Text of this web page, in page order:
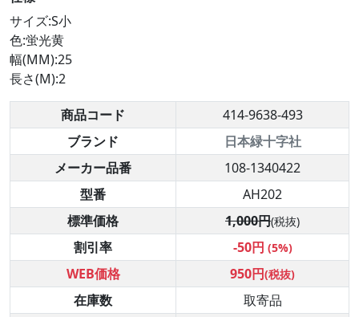
サイズ:S小
色:蛍光黄
幅(MM):25
長さ(M):2
商品コード
414-9638-493
ブランド
日本緑十字社
メーカー品番
108-1340422
型番
AH202
標準価格
1,000円(税抜)
割引率 -50円 (5%)
WEB価格 950円(税抜)
在庫数
取寄品